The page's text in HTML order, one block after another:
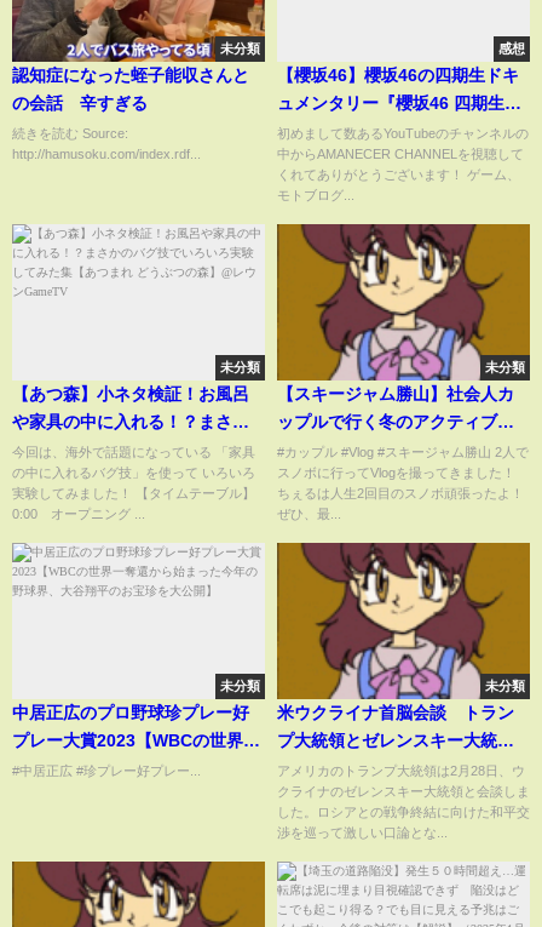
未分類
認知症になった蛭子能収さんと
の会話 辛すぎる
続きを読む Source:
http://hamusoku.com/index.rdf...
感想
【櫻坂46】櫻坂46の四期生ドキ
ュメンタリー『櫻坂46 四期生物
語 ーいま、わたしたちに、でき
ることー』Episode 03を観て感
想を語ってみました。【四期
初めまして数あるYouTubeのチャンネルの
中からAMANECER CHANNELを視聴して
くれてありがとうございます！ ゲーム、
モトブログ...
未分類
【あつ森】小ネタ検証！お風呂
や家具の中に入れる！？まさか
のバグ技でいろいろ実験してみ
た集【あつまれ どうぶつの森】
@レウンGameTV
今回は、海外で話題になっている 「家具
の中に入れるバグ技」を使って いろいろ
実験してみました！ 【タイムテーブル】
0:00 オープニング ...
未分類
【スキージャム勝山】社会人カ
ップルで行く冬のアクティブデ
ート！
#カップル #Vlog #スキージャム勝山 2人で
スノボに行ってVlogを撮ってきました！
ちぇるは人生2回目のスノボ頑張ったよ！
ぜひ、最...
未分類
中居正広のプロ野球珍プレー好
プレー大賞2023【WBCの世界一
奪還から始まった今年の野球
#中居正広 #珍プレー好プレー...
未分類
米ウクライナ首脳会談 トラン
プ大統領とゼレンスキー大統領
が激しい口論
アメリカのトランプ大統領は2月28日、ウ
クライナのゼレンスキー大統領と会談しま
した。ロシアとの戦争終結に向けた和平交
渉を巡って激しい口論とな...